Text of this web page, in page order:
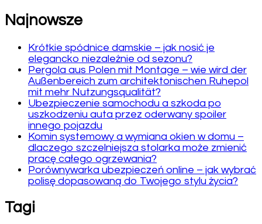
Najnowsze
Krótkie spódnice damskie – jak nosić je
elegancko niezależnie od sezonu?
Pergola aus Polen mit Montage – wie wird der
Außenbereich zum architektonischen Ruhepol
mit mehr Nutzungsqualität?
Ubezpieczenie samochodu a szkoda po
uszkodzeniu auta przez oderwany spoiler
innego pojazdu
Komin systemowy a wymiana okien w domu –
dlaczego szczelniejsza stolarka może zmienić
pracę całego ogrzewania?
Porównywarka ubezpieczeń online – jak wybrać
polisę dopasowaną do Twojego stylu życia?
Tagi